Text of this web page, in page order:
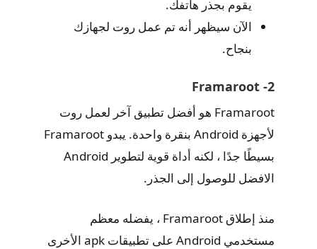
يقوم بجذر هاتفك.
الآن سيظهر أنه تم عمل روت لجهازك
بنجاح.
2- Framaroot
Framaroot هو أفضل تطبيق آخر لعمل روت
لأجهزة Android بنقرة واحدة. يبدو Framaroot
بسيطًا جدًا ، لكنه أداة قوية لتطوير Android
الافضل للوصول إلى الجذر.
منذ إطلاق Framaroot ، يفضله معظم
مستخدمي Android على تطبيقات apk الأخرى